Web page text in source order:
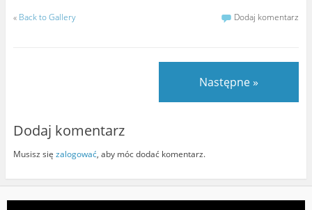
« Back to Gallery Dodaj komentarz
Następne »
Dodaj komentarz
Musisz się zalogować, aby móc dodać komentarz.